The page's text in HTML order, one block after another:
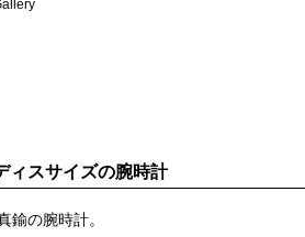
ィスサイズの腕時計
鍮の腕時計。